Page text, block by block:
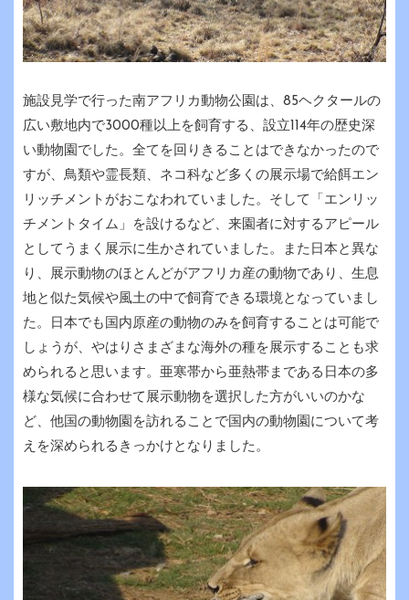
施設見学で行った南アフリカ動物公園は、85ヘクタールの
広い敷地内で3000種以上を飼育する、設立114年の歴史深
い動物園でした。全てを回りきることはできなかったので
すが、鳥類や霊長類、ネコ科など多くの展示場で給餌エン
リッチメントがおこなわれていました。そして「エンリッ
チメントタイム」を設けるなど、来園者に対するアピール
としてうまく展示に生かされていました。また日本と異な
り、展示動物のほとんどがアフリカ産の動物であり、生息
地と似た気候や風土の中で飼育できる環境となっていまし
た。日本でも国内原産の動物のみを飼育することは可能で
しょうが、やはりさまざまな海外の種を展示することも求
められると思います。亜寒帯から亜熱帯まである日本の多
様な気候に合わせて展示動物を選択した方がいいのかな
ど、他国の動物園を訪れることで国内の動物園について考
えを深められるきっかけとなりました。